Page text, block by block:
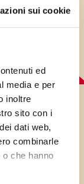
sui cookie
ed
media e per
inoltre
sito con i
dati web,
combinarle
che hanno